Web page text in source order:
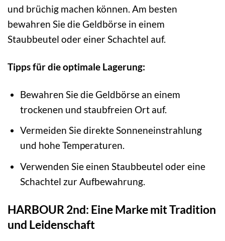
und brüchig machen können. Am besten
bewahren Sie die Geldbörse in einem
Staubbeutel oder einer Schachtel auf.
Tipps für die optimale Lagerung:
Bewahren Sie die Geldbörse an einem
trockenen und staubfreien Ort auf.
Vermeiden Sie direkte Sonneneinstrahlung
und hohe Temperaturen.
Verwenden Sie einen Staubbeutel oder eine
Schachtel zur Aufbewahrung.
HARBOUR 2nd: Eine Marke mit Tradition
und Leidenschaft